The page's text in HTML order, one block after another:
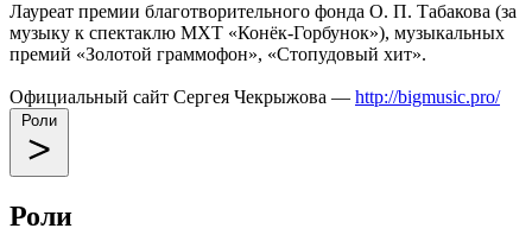
Лауреат премии благотворительного фонда О. П. Табакова (за
музыку к спектаклю МХТ «Конёк-Горбунок»), музыкальных
премий «Золотой граммофон», «Стопудовый хит».
Официальный сайт Сергея Чекрыжова — http://bigmusic.pro/
Роли
Роли